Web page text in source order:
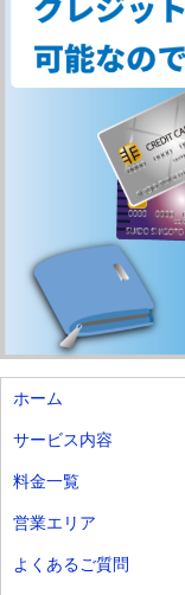
ホーム
サービス内容
料金一覧
営業エリア
よくあるご質問